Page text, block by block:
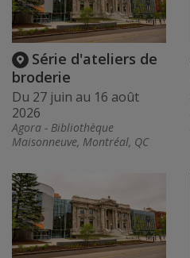
Série d'ateliers de
broderie
Du 27 juin au 16 août
2026
Agora - Bibliothèque
Maisonneuve, Montréal, QC